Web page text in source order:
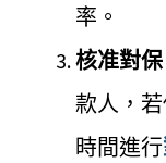
率。
核准對
款人，
時間進行